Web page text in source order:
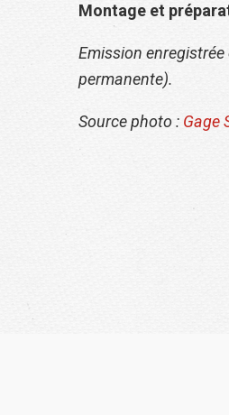
Montage et
Emission
permanente).
Source photo : Gage